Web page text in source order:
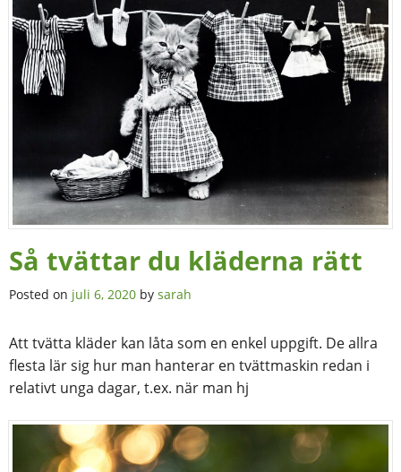
Så tvättar du kläderna rätt
Posted on juli 6, 2020 by sarah
Att tvätta kläder kan låta som en enkel uppgift. De allra
flesta lär sig hur man hanterar en tvättmaskin redan i
relativt unga dagar, t.ex. när man hj